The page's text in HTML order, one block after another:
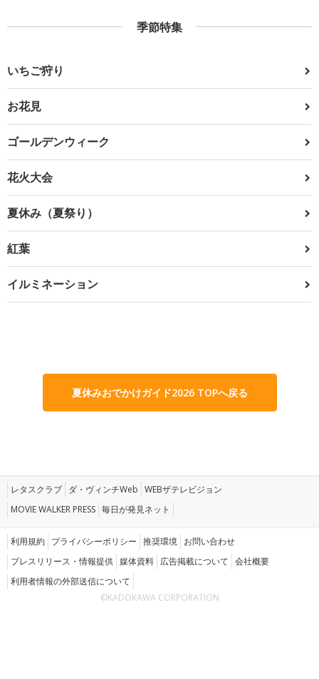
季節特集
いちご狩り
お花見
ゴールデンウィーク
花火大会
夏休み（夏祭り）
紅葉
イルミネーション
夏休みおでかけガイド2026 TOPへ戻る
レタスクラブ ダ・ヴィンチWeb WEBザテレビジョン
MOVIE WALKER PRESS 毎日が発見ネット
利用規約 プライバシーポリシー 推奨環境 お問い合わせ
プレスリリース・情報提供 媒体資料 広告掲載について 会社概要
利用者情報の外部送信について
©KADOKAWA CORPORATION